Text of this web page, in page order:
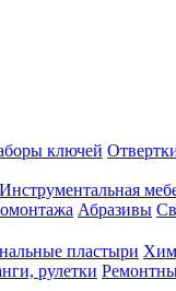
ключей
Инструментальная
Абразивы
пластыри
рулетки